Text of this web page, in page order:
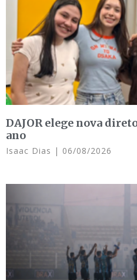
DAJOR elege nova
ano
Isaac Dias 06/08/2026